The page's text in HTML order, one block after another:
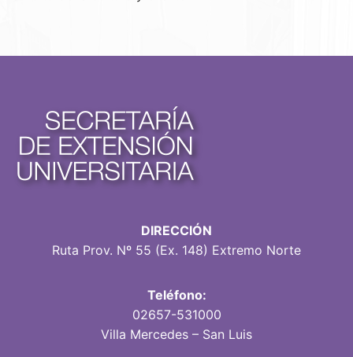
DIRECCIÓN
Ruta Prov. Nº 55 (Ex. 148) Extremo Norte
Teléfono:
02657-531000
Villa Mercedes – San Luis